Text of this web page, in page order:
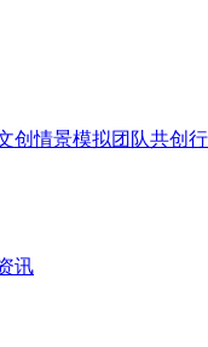
创情景模拟团队共创
讯